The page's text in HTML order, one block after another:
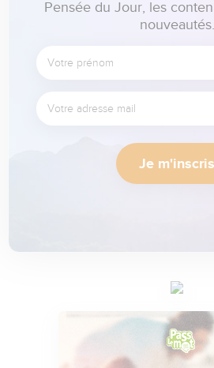
Pensée du Jour, les
nouveautés.
Je m'inscris